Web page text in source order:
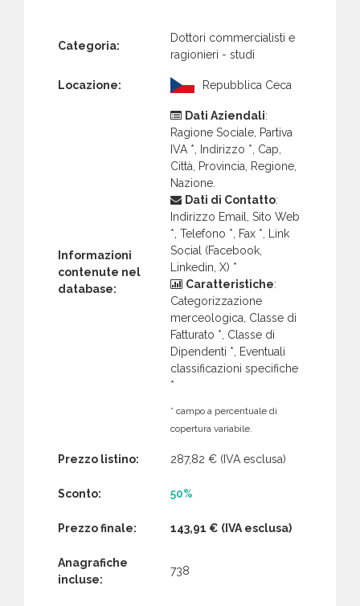
Categoria:
Dottori commercialisti e
ragionieri - studi
Locazione: Repubblica Ceca
Informazioni
contenute nel
database:
Dati Aziendali:
Ragione Sociale, Partiva
IVA *, Indirizzo *, Cap,
Città, Provincia, Regione,
Nazione.
Dati di Contatto:
Indirizzo Email, Sito Web
*, Telefono *, Fax *, Link
Social (Facebook,
Linkedin, X) *
Caratteristiche:
Categorizzazione
merceologica, Classe di
Fatturato *, Classe di
Dipendenti *, Eventuali
classificazioni specifiche
*
* campo a percentuale di
copertura variabile.
Prezzo listino: 287,82 € (IVA esclusa)
Sconto: 50%
Prezzo finale: 143,91 € (IVA esclusa)
Anagrafiche
incluse:
738